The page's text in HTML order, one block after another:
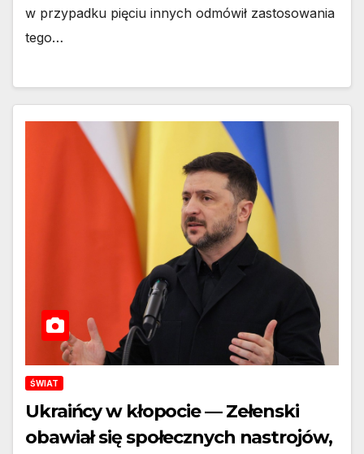
w przypadku pięciu innych odmówił zastosowania
tego…
ŚWIAT
Ukraińcy w kłopocie — Zełenski
obawiał się społecznych nastrojów,